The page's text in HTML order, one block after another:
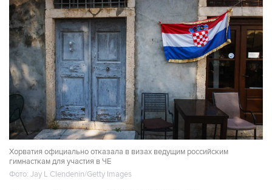
Хорватия официально отказала в визах ведущим российским
гимнасткам для участия в ЧЕ
Фото: Jay L Clendenin/Getty Images